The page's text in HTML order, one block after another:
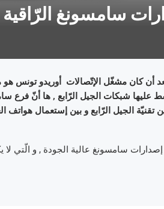
أن كان مشغّل الإتّصالات أوريدو تونس هو
عليها شبكات الجيل الرّابع , ها أنّ فرع
الجيل الرّابع و بين إستعمال هواتف
سامسونغ عالية الجودة , و الّتي لا